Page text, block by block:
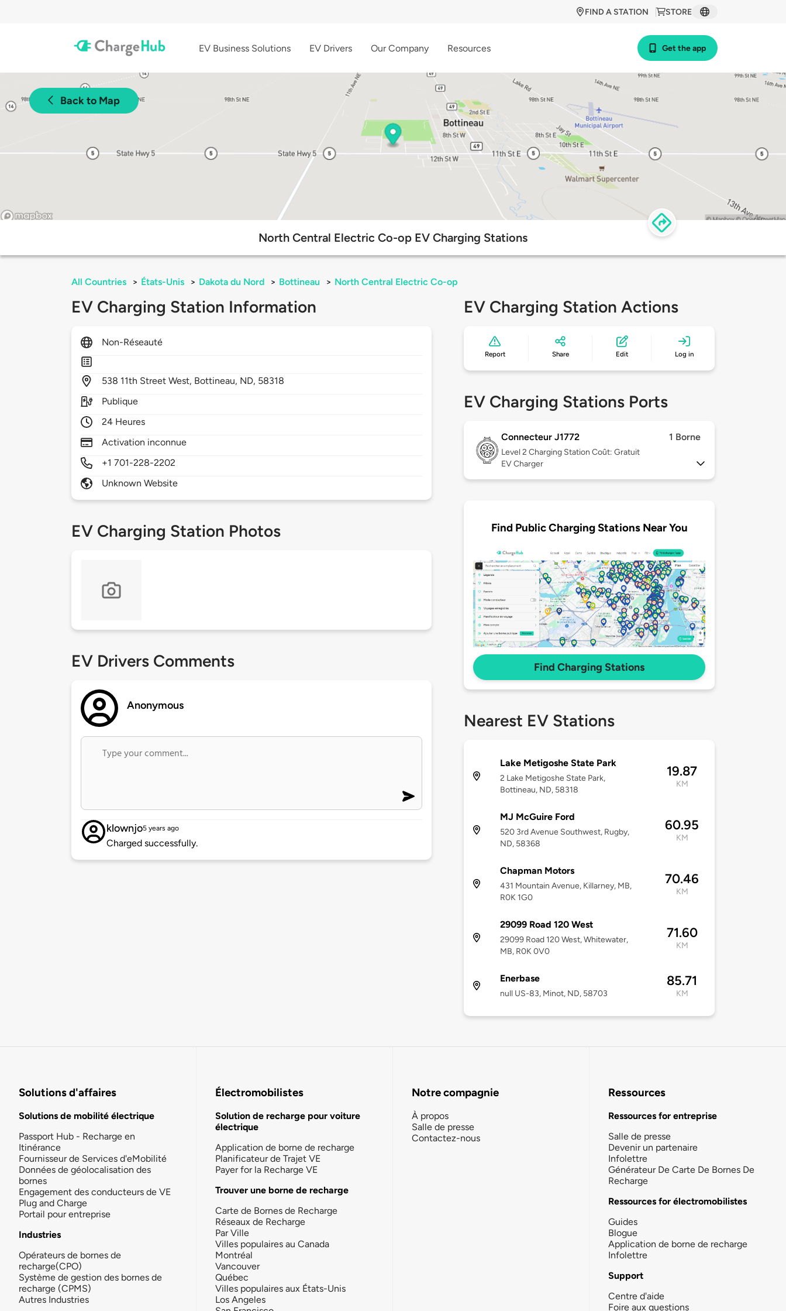
STORE
FIND A STATION
EV Business Solutions EV Drivers Our Company Resources Get the app
Back to Map
North Central Electric Co-op EV Charging Stations
All Countries > États-Unis > Dakota du Nord > Bottineau > North Central Electric Co-op
EV Charging Station Information
Non-Réseauté
538 11th Street West, Bottineau, ND, 58318
Publique
24 Heures
Activation inconnue
+1 701-228-2202
Unknown Website
EV Charging Station Photos
EV Drivers Comments
Anonymous
klownjo5 years ago
Charged successfully.
EV Charging Station Actions
Report Share Edit Log in
EV Charging Stations Ports
Connecteur J1772 1 Borne
Level 2 Charging Station Coût: Gratuit
EV Charger
Find Public Charging Stations Near You
Find Charging Stations
Nearest EV Stations
Lake Metigoshe State Park
2 Lake Metigoshe State Park,
Bottineau, ND, 58318
19.87
KM
MJ McGuire Ford
520 3rd Avenue Southwest, Rugby,
ND, 58368
60.95
KM
Chapman Motors
431 Mountain Avenue, Killarney, MB,
R0K 1G0
70.46
KM
29099 Road 120 West
29099 Road 120 West, Whitewater,
MB, R0K 0V0
71.60
KM
Enerbase
null US-83, Minot, ND, 58703
85.71
KM
Solutions d'affaires
Solutions de mobilité électrique
Passport Hub - Recharge en
Itinérance
Fournisseur de Services d'eMobilité
Données de géolocalisation des
bornes
Engagement des conducteurs de VE
Plug and Charge
Portail pour entreprise
Industries
Opérateurs de bornes de
recharge(CPO)
Système de gestion des bornes de
recharge (CPMS)
Autres Industries
Électromobilistes
Solution de recharge pour voiture
électrique
Application de borne de recharge
Planificateur de Trajet VE
Payer for la Recharge VE
Trouver une borne de recharge
Carte de Bornes de Recharge
Réseaux de Recharge
Par Ville
Villes populaires au Canada
Montréal
Vancouver
Québec
Villes populaires aux États-Unis
Los Angeles
Notre compagnie
À propos
Salle de presse
Contactez-nous
Ressources
Ressources for entreprise
Salle de presse
Devenir un partenaire
Infolettre
Générateur De Carte De Bornes De
Recharge
Ressources for électromobilistes
Guides
Blogue
Application de borne de recharge
Infolettre
Support
Centre d'aide
Foire aux questions